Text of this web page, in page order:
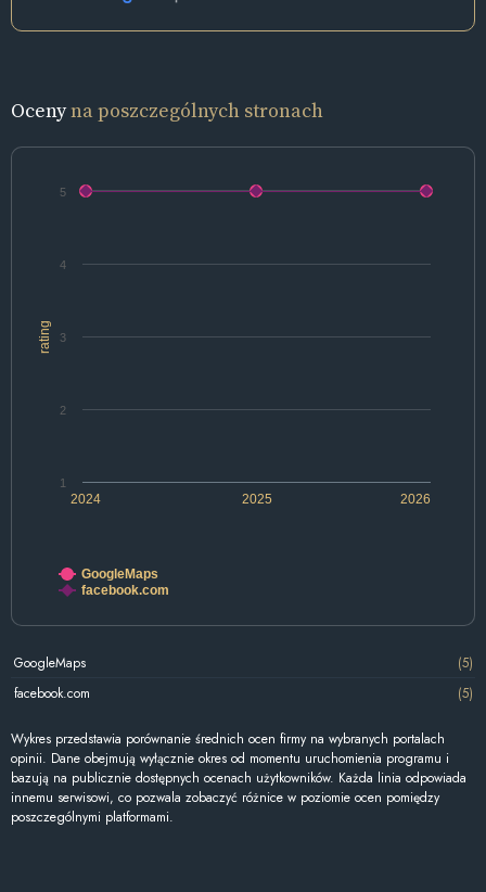
Ocenyna poszczególnych stronach
rating
2024 2025 2026
1
2
3
4
5
GoogleMaps
facebook.com
GoogleMaps
(5)
facebook.com
(5)
Wykres przedstawia porównanie średnich ocen firmy na wybranych portalach
opinii. Dane obejmują wyłącznie okres od momentu uruchomienia programu i
bazują na publicznie dostępnych ocenach użytkowników. Każda linia odpowiada
innemu serwisowi, co pozwala zobaczyć różnice w poziomie ocen pomiędzy
poszczególnymi platformami.